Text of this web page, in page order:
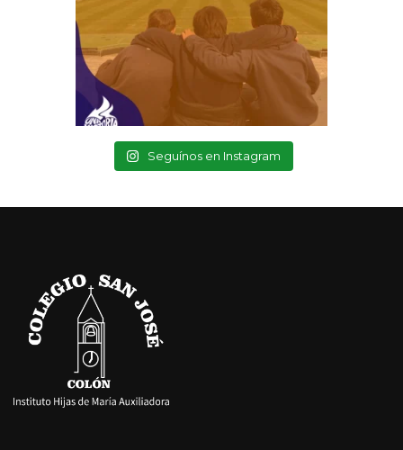
Seguínos en Instagram